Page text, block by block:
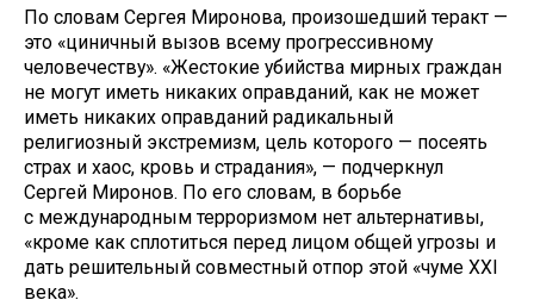
По словам Сергея Миронова, произошедший теракт —
это «циничный вызов всему прогрессивному
человечеству». «Жестокие убийства мирных граждан
не могут иметь никаких оправданий, как не может
иметь никаких оправданий радикальный
религиозный экстремизм, цель которого — посеять
страх и хаос, кровь и страдания», — подчеркнул
Сергей Миронов. По его словам, в борьбе
с международным терроризмом нет альтернативы,
«кроме как сплотиться перед лицом общей угрозы и
дать решительный совместный отпор этой «чуме XXI
века».